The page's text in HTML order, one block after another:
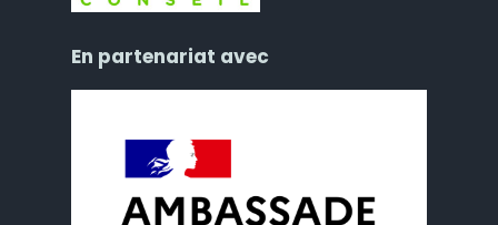
En partenariat avec